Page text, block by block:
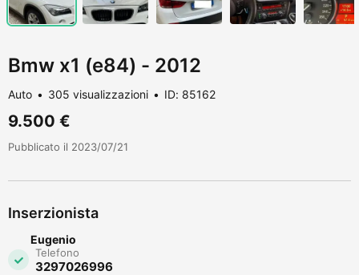
Bmw x1 (e84) - 2012
Auto 305 visualizzazioni ID: 85162
9.500 €
Pubblicato il 2023/07/21
Inserzionista
Eugenio
Telefono
3297026996